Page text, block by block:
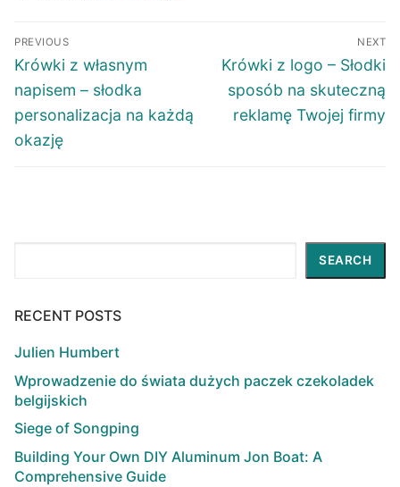
Post
navigation
PREVIOUS
Previous
post:
Krówki z własnym
napisem – słodka
personalizacja na każdą
okazję
NEXT
Next
post:
Krówki z logo – Słodki
sposób na skuteczną
reklamę Twojej firmy
SEARCH
RECENT POSTS
Julien Humbert
Wprowadzenie do świata dużych paczek czekoladek
belgijskich
Siege of Songping
Building Your Own DIY Aluminum Jon Boat: A
Comprehensive Guide